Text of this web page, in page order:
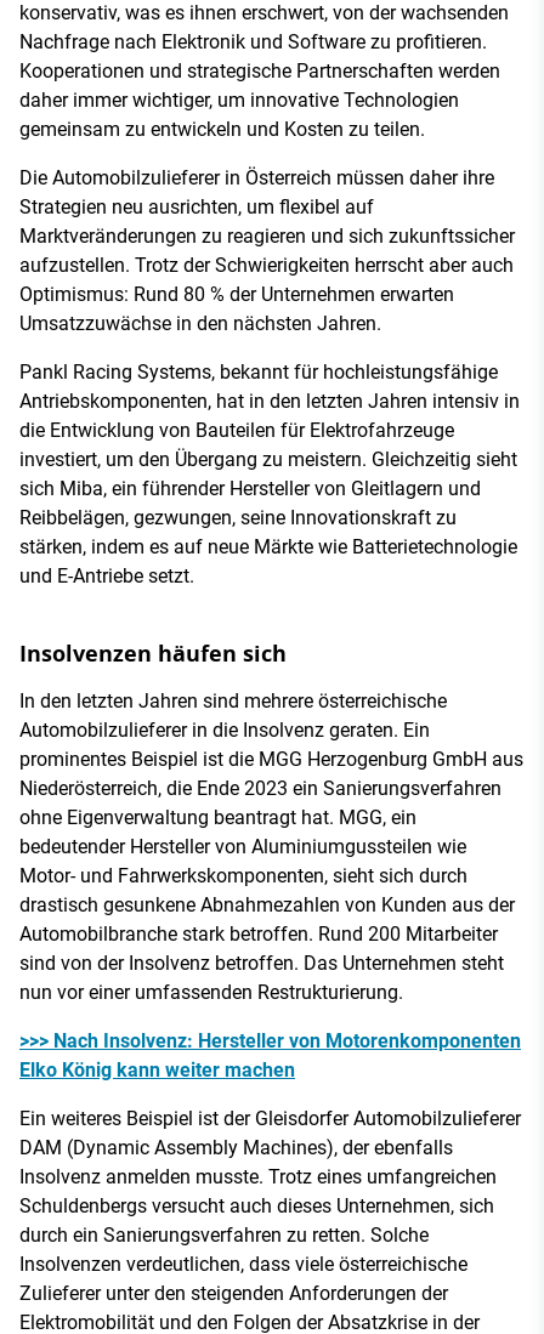
konservativ, was es ihnen erschwert, von der wachsenden
Nachfrage nach Elektronik und Software zu profitieren.
Kooperationen und strategische Partnerschaften werden
daher immer wichtiger, um innovative Technologien
gemeinsam zu entwickeln und Kosten zu teilen​.
Die Automobilzulieferer in Österreich müssen daher ihre
Strategien neu ausrichten, um flexibel auf
Marktveränderungen zu reagieren und sich zukunftssicher
aufzustellen. Trotz der Schwierigkeiten herrscht aber auch
Optimismus: Rund 80 % der Unternehmen erwarten
Umsatzzuwächse in den nächsten Jahren​.
Pankl Racing Systems, bekannt für hochleistungsfähige
Antriebskomponenten, hat in den letzten Jahren intensiv in
die Entwicklung von Bauteilen für Elektrofahrzeuge
investiert, um den Übergang zu meistern​. Gleichzeitig sieht
sich Miba, ein führender Hersteller von Gleitlagern und
Reibbelägen, gezwungen, seine Innovationskraft zu
stärken, indem es auf neue Märkte wie Batterietechnologie
und E-Antriebe setzt​.
Insolvenzen häufen sich
In den letzten Jahren sind mehrere österreichische
Automobilzulieferer in die Insolvenz geraten. Ein
prominentes Beispiel ist die MGG Herzogenburg GmbH aus
Niederösterreich, die Ende 2023 ein Sanierungsverfahren
ohne Eigenverwaltung beantragt hat. MGG, ein
bedeutender Hersteller von Aluminiumgussteilen wie
Motor- und Fahrwerkskomponenten, sieht sich durch
drastisch gesunkene Abnahmezahlen von Kunden aus der
Automobilbranche stark betroffen. Rund 200 Mitarbeiter
sind von der Insolvenz betroffen. Das Unternehmen steht
nun vor einer umfassenden Restrukturierung​.
>>> Nach Insolvenz: Hersteller von Motorenkomponenten
Elko König kann weiter machen
Ein weiteres Beispiel ist der Gleisdorfer Automobilzulieferer
DAM (Dynamic Assembly Machines), der ebenfalls
Insolvenz anmelden musste. Trotz eines umfangreichen
Schuldenbergs versucht auch dieses Unternehmen, sich
durch ein Sanierungsverfahren zu retten. Solche
Insolvenzen verdeutlichen, dass viele österreichische
Zulieferer unter den steigenden Anforderungen der
Elektromobilität und den Folgen der Absatzkrise in der